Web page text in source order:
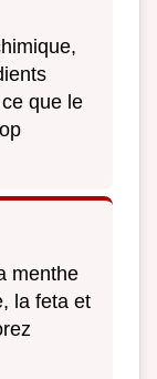
que le
menthe
la feta et